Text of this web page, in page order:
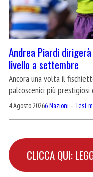
Andrea Piardi
livello a settembre
Ancora una volta il
palcoscenici più
4 Agosto 20266 Nazioni – Test
CLICCA QUI: